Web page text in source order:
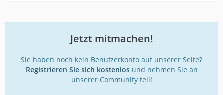
Jetzt mitmachen!
Sie haben noch kein Benutzerkonto auf unserer Seite?
Registrieren Sie sich kostenlosund nehmen Sie an
unserer Community teil!